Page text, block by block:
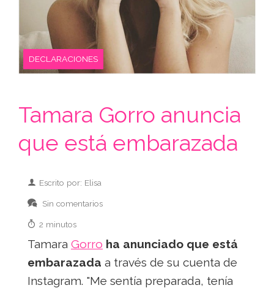
DECLARACIONES
Tamara Gorro anuncia
que está embarazada
Escrito por: Elisa
Sin comentarios
2 minutos
Tamara Gorro ha anunciado que está
embarazada a través de su cuenta de
Instagram. "Me sentía preparada, tenía